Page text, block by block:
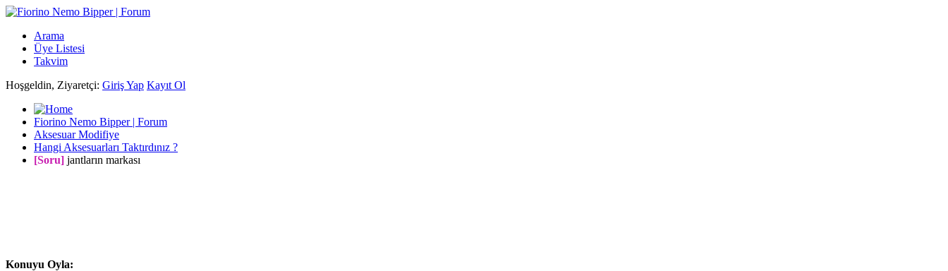
Arama
Üye Listesi
Takvim
Hoşgeldin, Ziyaretçi: Giriş Yap Kayıt Ol
Fiorino Nemo Bipper | Forum
Aksesuar Modifiye
Hangi Aksesuarları Taktırdınız ?
[Soru] jantların markası
Konuyu Oyla: